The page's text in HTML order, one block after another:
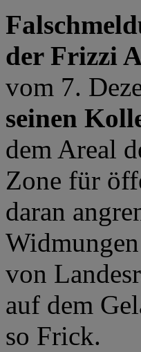
der Frizzi
vom 7.
seinen
dem Areal
Zone für
daran
von
auf dem
so Frick.